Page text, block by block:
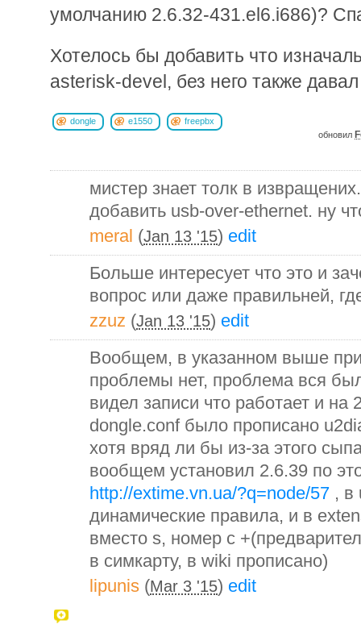
умолчанию 2.6.32-431.el6.i686)?
Хотелось бы добавить что
asterisk-devel, без него также
dongle e1550
freepbx
обновил
мистер знает толк в
добавить usb-over-ethernet. ну
meral (Jan 13 '15) edit
Больше интересует что это и
вопрос или даже правильней,
zzuz (Jan 13 '15) edit
Вообщем, в указанном выше
проблемы нет, проблема вся
видел записи что работает и
dongle.conf было прописано
хотя вряд ли бы из-за этого
вообщем установил 2.6.39 по
http://extime.vn.ua/?q=node/57 , в
динамические правила, и в
вместо s, номер с
в симкарту, в wiki прописано)
lipunis (Mar 3 '15) edit